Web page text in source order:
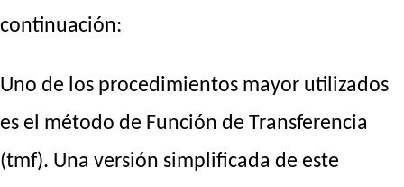
continuación:
Uno de los procedimientos mayor utilizados
es el método de Función de Transferencia
(tmf). Una versión simplificada de este